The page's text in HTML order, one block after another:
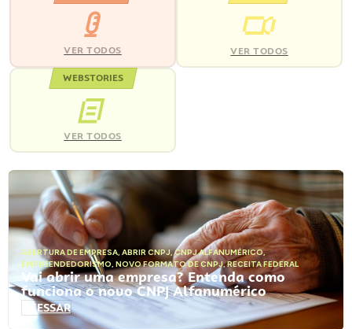
VER TODOS VER TODOS
WEBSTORIES
VER TODOS
ABERTURA DE EMPRESA, ABRIR CNPJ,CNPJ ALFANUMÉRICO,
EMPREENDEDORISMO, NOVO FORMATO DE CNPJ,RECEITA FEDERAL
Vai abrir uma empresa? Entenda como
funciona o novo CNPJ Alfanumérico
ACESSAR